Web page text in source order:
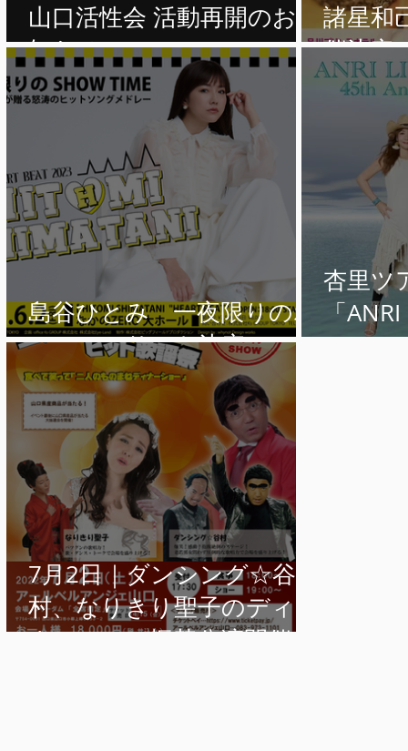
山口活性会 活動再開のお
知らせ
諸星和
催決定
島谷ひとみ 一夜限りのホ
ールコンサート決定！
杏里ツ
「
7月2日｜ダンシング☆谷
村、なりきり聖子のディ
ナーショー振替公演開催が